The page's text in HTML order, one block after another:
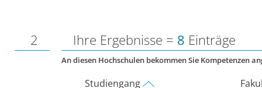
2 Ihre Ergebnisse = 8 Einträge
An diesen Hochschulen bekommen Sie Kompetenzen
Studiengang